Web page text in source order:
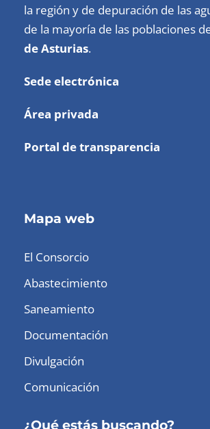
la región y de depuración de las
de la mayoría de las poblaciones
de Asturias.
Sede electrónica
Área privada
Portal de transparencia
Mapa web
El Consorcio
Abastecimiento
Saneamiento
Documentación
Divulgación
Comunicación
¿Qué estás buscando?